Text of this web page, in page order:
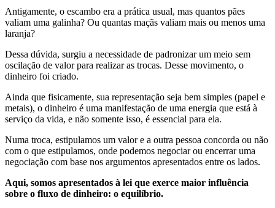
Antigamente, o escambo era a prática usual, mas quantos pães
valiam uma galinha? Ou quantas maçãs valiam mais ou menos uma
laranja?
Dessa dúvida, surgiu a necessidade de padronizar um meio sem
oscilação de valor para realizar as trocas. Desse movimento, o
dinheiro foi criado.
Ainda que fisicamente, sua representação seja bem simples (papel e
metais), o dinheiro é uma manifestação de uma energia que está à
serviço da vida, e não somente isso, é essencial para ela.
Numa troca, estipulamos um valor e a outra pessoa concorda ou não
com o que estipulamos, onde podemos negociar ou encerrar uma
negociação com base nos argumentos apresentados entre os lados.
Aqui, somos apresentados à lei que exerce maior influência
sobre o fluxo de dinheiro: o equilíbrio.